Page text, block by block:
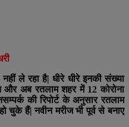
ले रहा है| धीरे धीरे इनकी संख्या
और अब रतलाम शहर में 12 कोरोना
की रिपोर्ट के अनुसार रतलाम
चुके हैं| नवीन मरीज भी पूर्व से बनाए